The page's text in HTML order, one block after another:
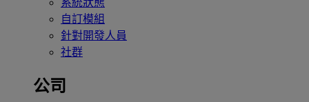
自訂模組
針對開發人員
社群
公司